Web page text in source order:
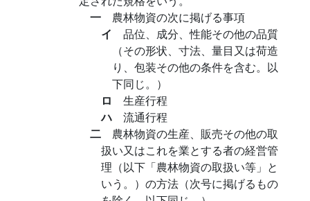
一 農林物資の次に掲げる事項
イ 品位、成分、性能その他の品質
（その形状、寸法、量目又は荷造
り、包装その他の条件を含む。以
下同じ。）
ロ 生産行程
ハ 流通行程
二 農林物資の生産、販売その他の取
扱い又はこれを業とする者の経営管
理（以下「農林物資の取扱い等」と
いう。）の方法（次号に掲げるもの